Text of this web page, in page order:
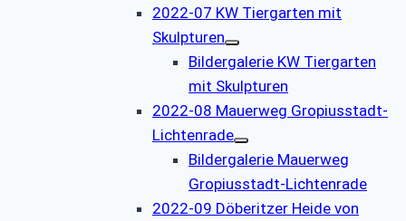
2022-07 KW Tiergarten mit
Skulpturen
Bildergalerie KW Tiergarten
mit Skulpturen
2022-08 Mauerweg Gropiusstadt-
Lichtenrade
Bildergalerie Mauerweg
Gropiusstadt-Lichtenrade
2022-09 Döberitzer Heide von